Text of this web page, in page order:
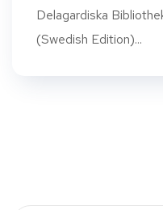
Delagardiska
(Swedish Edition)...